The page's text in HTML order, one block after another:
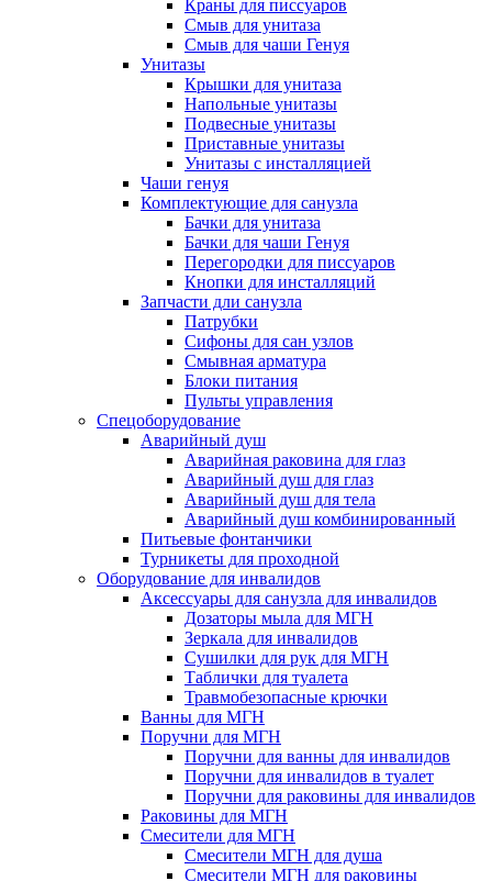
Краны для писсуаров
Смыв для унитаза
Смыв для чаши Генуя
Унитазы
Крышки для унитаза
Напольные унитазы
Подвесные унитазы
Приставные унитазы
Унитазы с инсталляцией
Чаши генуя
Комплектующие для санузла
Бачки для унитаза
Бачки для чаши Генуя
Перегородки для писсуаров
Кнопки для инсталляций
Запчасти дли санузла
Патрубки
Сифоны для сан узлов
Смывная арматура
Блоки питания
Пульты управления
Спецоборудование
Аварийный душ
Аварийная раковина для глаз
Аварийный душ для глаз
Аварийный душ для тела
Аварийный душ комбинированный
Питьевые фонтанчики
Турникеты для проходной
Оборудование для инвалидов
Аксессуары для санузла для инвалидов
Дозаторы мыла для МГН
Зеркала для инвалидов
Сушилки для рук для МГН
Таблички для туалета
Травмобезопасные крючки
Ванны для МГН
Поручни для МГН
Поручни для ванны для инвалидов
Поручни для инвалидов в туалет
Поручни для раковины для инвалидов
Раковины для МГН
Смесители для МГН
Смесители МГН для душа
Смесители МГН для раковины